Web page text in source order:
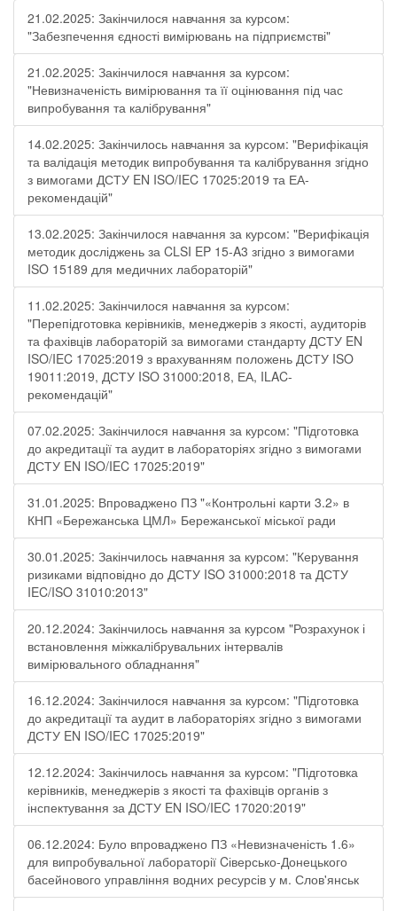
21.02.2025: Закінчилося навчання за курсом:
"Забезпечення єдності вимірювань на підприємстві"
21.02.2025: Закінчилося навчання за курсом:
"Невизначеність вимірювання та її оцінювання під час
випробування та калібрування"
14.02.2025: Закінчилось навчання за курсом: "Верифікація
та валідація методик випробування та калібрування згідно
з вимогами ДСТУ EN ISO/IEC 17025:2019 та ЕА-
рекомендацій"
13.02.2025: Закінчилося навчання за курсом: "Верифікація
методик досліджень за CLSI EP 15-A3 згідно з вимогами
ISO 15189 для медичних лабораторій"
11.02.2025: Закінчилося навчання за курсом:
"Перепідготовка керівників, менеджерів з якості, аудиторів
та фахівців лабораторій за вимогами стандарту ДСТУ EN
ISO/IEC 17025:2019 з врахуванням положень ДСТУ ISO
19011:2019, ДСТУ ISO 31000:2018, ЕА, ILAC-
рекомендацій"
07.02.2025: Закінчилося навчання за курсом: "Підготовка
до акредитації та аудит в лабораторіях згідно з вимогами
ДСТУ EN ISO/IEC 17025:2019"
31.01.2025: Впроваджено ПЗ "«Контрольні карти 3.2» в
КНП «Бережанська ЦМЛ» Бережанської міської ради
30.01.2025: Закінчилось навчання за курсом: "Керування
ризиками відповідно до ДСТУ ISO 31000:2018 та ДСТУ
IEC/ISO 31010:2013"
20.12.2024: Закінчилось навчання за курсом "Розрахунок і
встановлення міжкалібрувальних інтервалів
вимірювального обладнання"
16.12.2024: Закінчилося навчання за курсом: "Підготовка
до акредитації та аудит в лабораторіях згідно з вимогами
ДСТУ EN ISO/IEC 17025:2019"
12.12.2024: Закінчилось навчання за курсом: "Підготовка
керівників, менеджерів з якості та фахівців органів з
інспектування за ДСТУ EN ISO/IEC 17020:2019"
06.12.2024: Було впроваджено ПЗ «Невизначеність 1.6»
для випробувальної лабораторії Cіверсько-Донецького
басейнового управління водних ресурсів у м. Слов'янськ